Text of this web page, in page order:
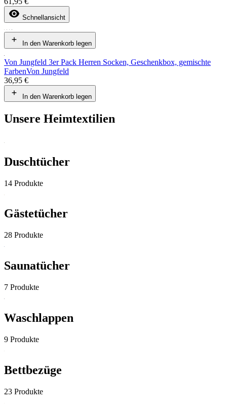
Schnellansicht
In den Warenkorb legen
Von Jungfeld 3er Pack Herren Socken, Geschenkbox, gemischte
FarbenVon Jungfeld
36,95 €
In den Warenkorb legen
Unsere Heimtextilien
Duschtücher
14 Produkte
Gästetücher
28 Produkte
Saunatücher
7 Produkte
Waschlappen
9 Produkte
Bettbezüge
23 Produkte